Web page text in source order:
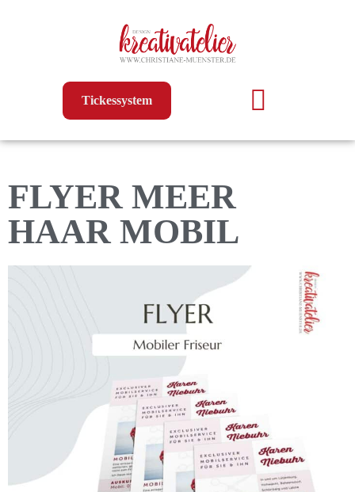
Tickessystem
FLYER MEER
HAAR MOBIL